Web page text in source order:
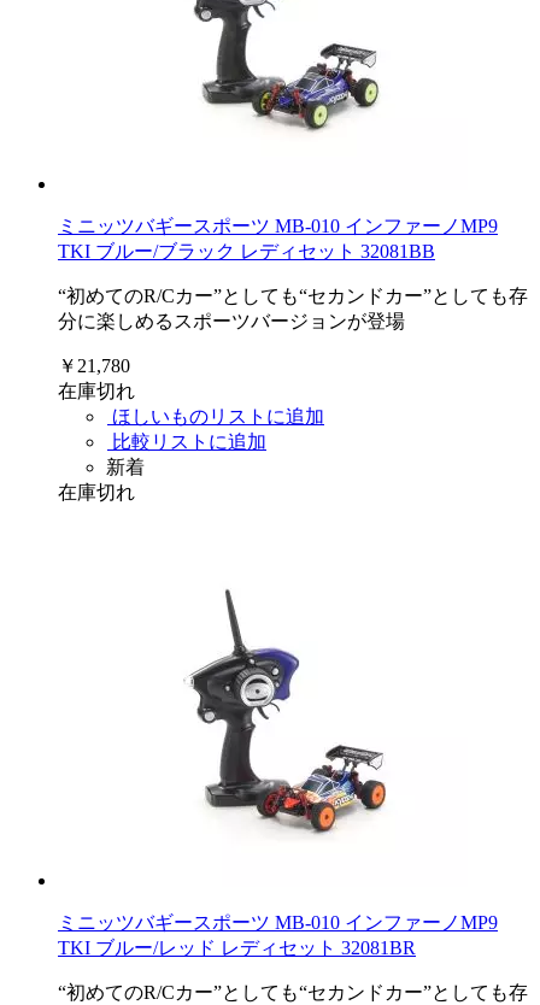
ミニッツバギースポーツ MB-010 インファーノMP9
TKI ブルー/ブラック レディセット 32081BB
“初めてのR/Cカー”としても“セカンドカー”としても存
分に楽しめるスポーツバージョンが登場
￥21,780
在庫切れ
ほしいものリストに追加
比較リストに追加
新着
在庫切れ
ミニッツバギースポーツ MB-010 インファーノMP9
TKI ブルー/レッド レディセット 32081BR
“初めてのR/Cカー”としても“セカンドカー”としても存